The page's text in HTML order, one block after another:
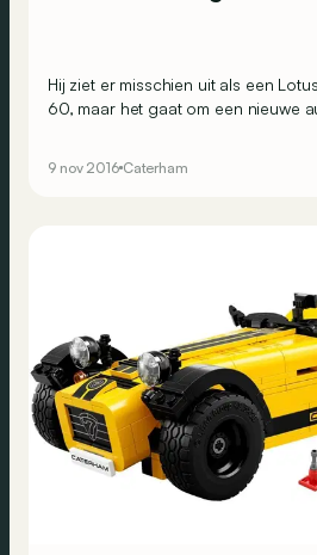
Hij ziet er misschien uit als een
60, maar het gaat om een nieuwe
9 nov 2016 Caterham